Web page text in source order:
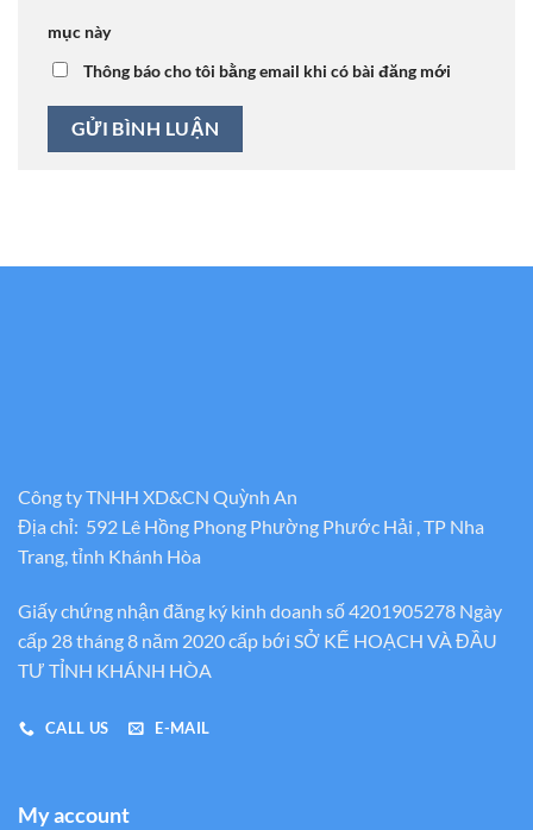
mục này
Thông báo cho tôi bằng email khi có bài đăng mới
Công ty TNHH XD&CN Quỳnh An
Địa chỉ: 592 Lê Hồng Phong Phường Phước Hải , TP Nha
Trang, tỉnh Khánh Hòa
Giấy chứng nhận đăng ký kinh doanh số 4201905278 Ngày
cấp 28 tháng 8 năm 2020 cấp bới SỞ KẾ HOẠCH VÀ ĐẦU
TƯ TỈNH KHÁNH HÒA
CALL US E-MAIL
My account